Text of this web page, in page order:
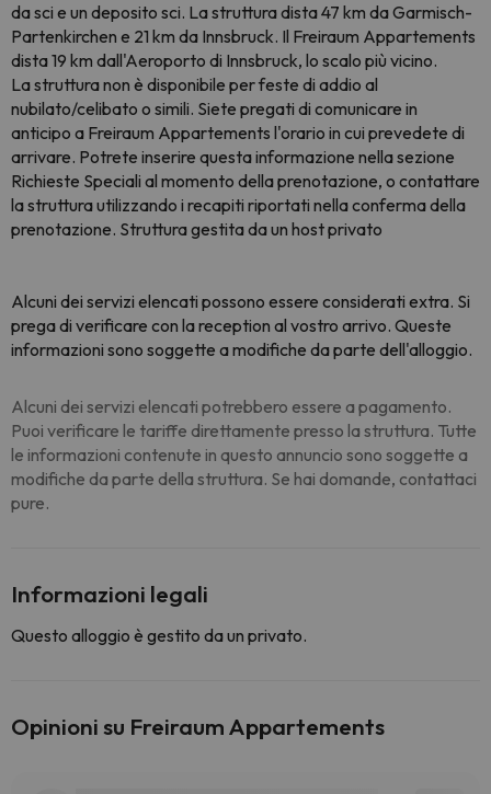
da sci e un deposito sci. La struttura dista 47 km da Garmisch-
Partenkirchen e 21 km da Innsbruck. Il Freiraum Appartements
dista 19 km dall'Aeroporto di Innsbruck, lo scalo più vicino.
La struttura non è disponibile per feste di addio al
nubilato/celibato o simili. Siete pregati di comunicare in
anticipo a Freiraum Appartements l'orario in cui prevedete di
arrivare. Potrete inserire questa informazione nella sezione
Richieste Speciali al momento della prenotazione, o contattare
la struttura utilizzando i recapiti riportati nella conferma della
prenotazione. Struttura gestita da un host privato
Alcuni dei servizi elencati possono essere considerati extra. Si
prega di verificare con la reception al vostro arrivo. Queste
informazioni sono soggette a modifiche da parte dell'alloggio.
Alcuni dei servizi elencati potrebbero essere a pagamento.
Puoi verificare le tariffe direttamente presso la struttura. Tutte
le informazioni contenute in questo annuncio sono soggette a
modifiche da parte della struttura. Se hai domande, contattaci
pure.
Informazioni legali
Questo alloggio è gestito da un privato.
Opinioni su Freiraum Appartements